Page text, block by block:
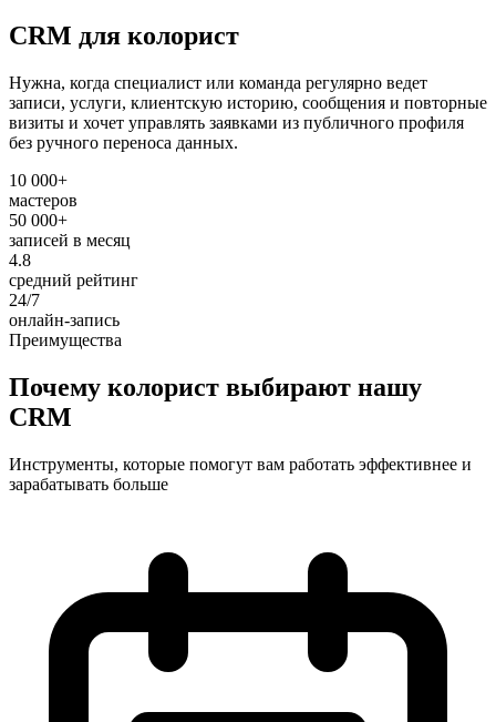
CRM для колорист
Нужна, когда специалист или команда регулярно ведет
записи, услуги, клиентскую историю, сообщения и повторные
визиты и хочет управлять заявками из публичного профиля
без ручного переноса данных.
10 000+
мастеров
50 000+
записей в месяц
4.8
средний рейтинг
24/7
онлайн-запись
Преимущества
Почему колорист выбирают нашу
CRM
Инструменты, которые помогут вам работать эффективнее и
зарабатывать больше